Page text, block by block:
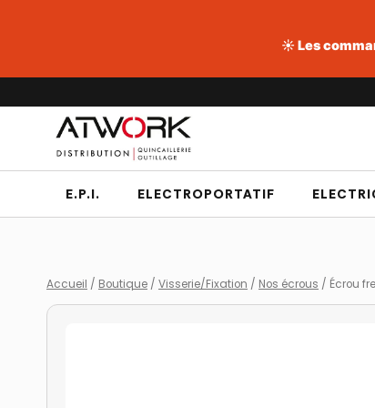
☀️ Les
au
E.P.I. ELECTROPORTATIF
Accueil / Boutique / Visserie/Fixation / Nos écrous / Écrou